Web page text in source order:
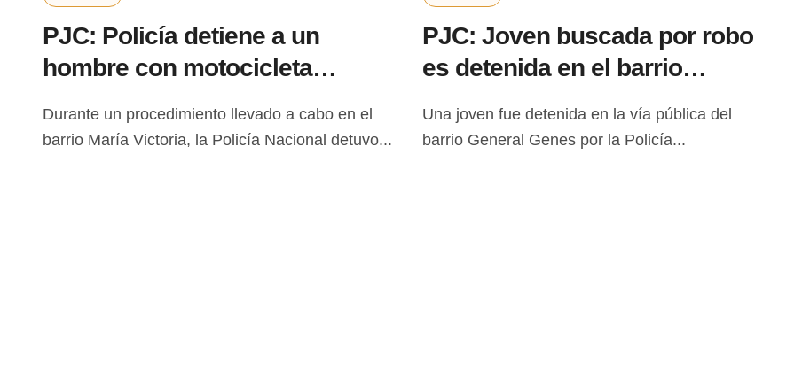
PJC: Policía detiene a un
hombre con motocicleta
Victoria
Durante un procedimiento llevado a cabo en el
barrio María Victoria, la Policía Nacional detuvo...
PJC: Joven buscada por robo
es detenida en el barrio
Una joven fue detenida en la vía pública del
barrio General Genes por la Policía...